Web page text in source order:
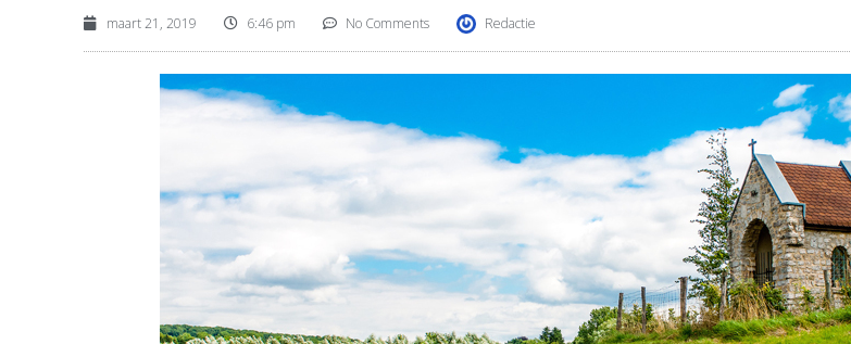
maart 21, 2019 6:46 pm No Comments Redactie